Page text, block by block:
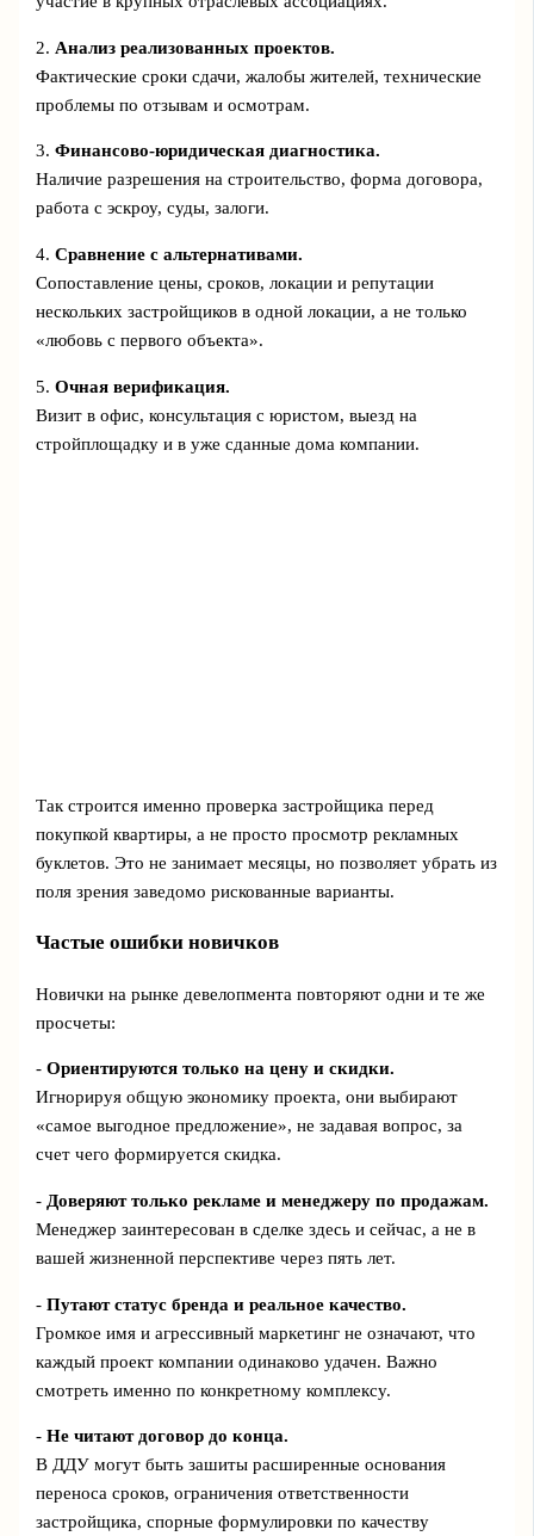
2. Анализ реализованных проектов.
Фактические сроки сдачи, жалобы жителей, технические
проблемы по отзывам и осмотрам.
3.Финансово-юридическая диагностика.
Наличие разрешения на строительство, форма договора,
работа с эскроу, суды, залоги.
4.Сравнение с альтернативами.
Сопоставление цены, сроков, локации и репутации
нескольких застройщиков в одной локации, а не только
«любовь с первого объекта».
5.Очная верификация.
Визит в офис, консультация с юристом, выезд на
стройплощадку и в уже сданные дома компании.
Так строится именно проверка застройщика перед
покупкой квартиры, а не просто просмотр рекламных
буклетов. Это не занимает месяцы, но позволяет убрать из
поля зрения заведомо рискованные варианты.
Частые ошибки новичков
Новички на рынке девелопмента повторяют одни и те же
просчеты:
-Ориентируются только на цену и скидки.
Игнорируя общую экономику проекта, они выбирают
«самое выгодное предложение», не задавая вопрос, за
счет чего формируется скидка.
- Доверяют только рекламе и менеджеру по продажам.
Менеджер заинтересован в сделке здесь и сейчас, а не в
вашей жизненной перспективе через пять лет.
-Путают статус бренда и реальное качество.
Громкое имя и агрессивный маркетинг не означают, что
каждый проект компании одинаково удачен. Важно
смотреть именно по конкретному комплексу.
-Не читают договор до конца.
В ДДУ могут быть зашиты расширенные основания
переноса сроков, ограничения ответственности
застройщика, спорные формулировки по качеству